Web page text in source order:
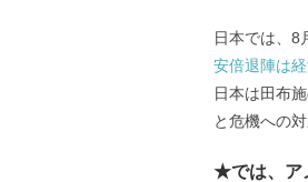
日本では、8
安倍退陣は
日本は田布
と危機への
★では、ア